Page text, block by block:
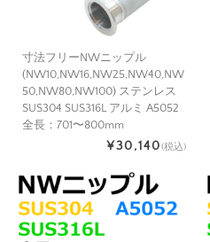
寸法フリーNWニップル
(NW10,NW16,NW25,NW40,NW
50,NW80,NW100) ステンレス
SUS304 SUS316L アルミ A5052
全長：701〜800mm
¥30,140(税込)